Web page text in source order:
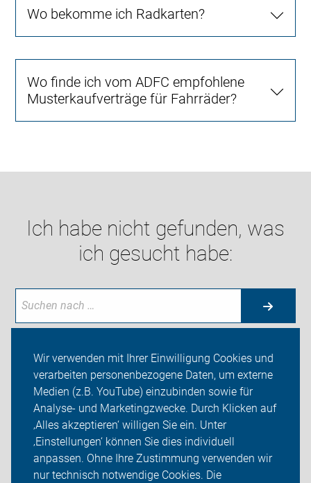
Wir verwenden mit Ihrer Einwilligung Cookies und
verarbeiten personenbezogene Daten, um externe
Medien (z.B. YouTube) einzubinden sowie für
Analyse- und Marketingzwecke. Durch Klicken auf
‚Alles akzeptieren‘ willigen Sie ein. Unter
‚Einstellungen‘ können Sie dies individuell
anpassen. Ohne Ihre Zustimmung verwenden wir
nur technisch notwendige Cookies. Die
Wo bekomme ich Radkarten?
Wo finde ich vom ADFC empfohlene
Musterkaufverträge für Fahrräder?
Ich habe nicht gefunden, was
ich gesucht habe:
Neuigkeiten
ADFC Greifswald-Usedom
Sei dabei
Login